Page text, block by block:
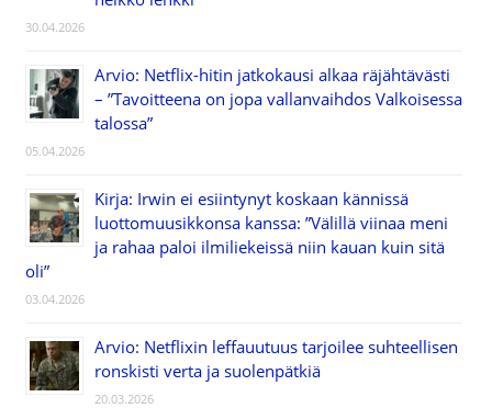
30.04.2026
Arvio: Netflix-hitin jatkokausi alkaa räjähtävästi
– ”Tavoitteena on jopa vallanvaihdos Valkoisessa
talossa”
05.04.2026
Kirja: Irwin ei esiintynyt koskaan kännissä
luottomuusikkonsa kanssa: ”Välillä viinaa meni
ja rahaa paloi ilmiliekeissä niin kauan kuin sitä
oli”
03.04.2026
Arvio: Netflixin leffauutuus tarjoilee suhteellisen
ronskisti verta ja suolenpätkiä
20.03.2026